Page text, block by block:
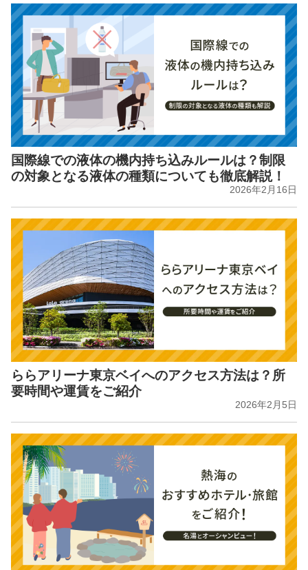
国際線での液体の機内持ち込みルールは？制限
の対象となる液体の種類についても徹底解説！
2026年2月16日
ららアリーナ東京ベイへのアクセス方法は？所
要時間や運賃をご紹介
2026年2月5日